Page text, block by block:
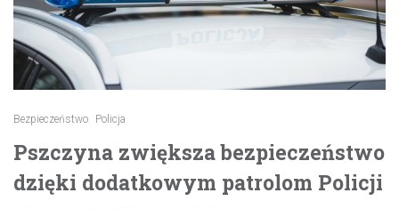
Bezpieczeństwo Policja
Pszczyna zwiększa bezpieczeństwo
dzięki dodatkowym patrolom Policji